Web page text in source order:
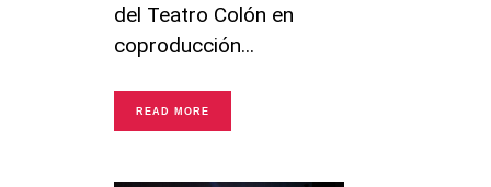
del Teatro Colón en
coproducción
READ MORE